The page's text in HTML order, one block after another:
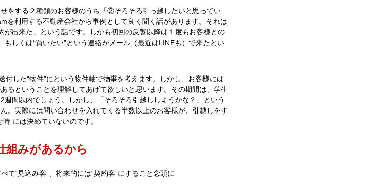
をする２種類のお客様のうち「②そろそろ引っ越したいと思ってい
を利用する不動産会社から事例として良く聞く話があります。それは
が出来た」という話です。しかも初回の反響以降は１度もお客様との
しくは“買いたい”という連絡がメール（最近はLINEも）で来たとい
付した“物件”にという物件軸で物事を考えます。しかし、お客様には
るということを理解してあげて欲しいと思います。その期間は、学生
週間以内でしょう。しかし、「そろそろ引越ししようかな？」という
。実際には問い合わせを入れてくる半数以上のお客様が、引越しをす
”には決めていないのです。
組みがあるから
“見込み客”、将来的には“契約客”にすること念頭に